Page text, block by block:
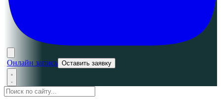
Онлайн запись Оставить заявку